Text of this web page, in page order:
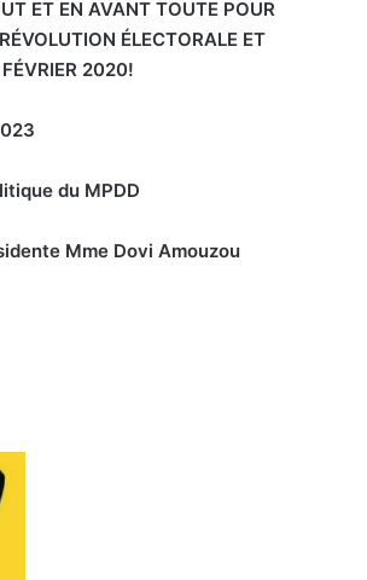
ET EN AVANT TOUTE POUR
ÉLECTORALE ET
2020!
du MPDD
Mme Dovi Amouzou